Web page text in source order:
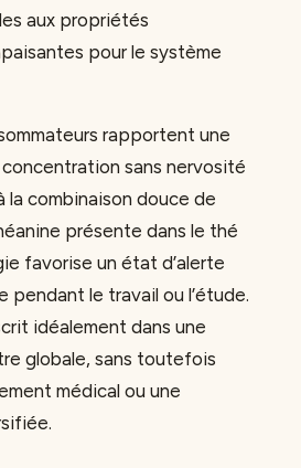
aux propriétés
pour le système
rapportent une
sans nervosité
la combinaison douce de
présente dans le thé
favorise un état d’alerte
pendant le travail ou l’étude.
idéalement dans une
globale, sans toutefois
médical ou une